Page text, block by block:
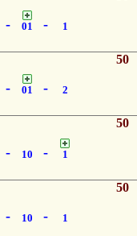
- 01 - 1
- 01 - 2
50
- 10 - 1
50
- 10 - 1
50